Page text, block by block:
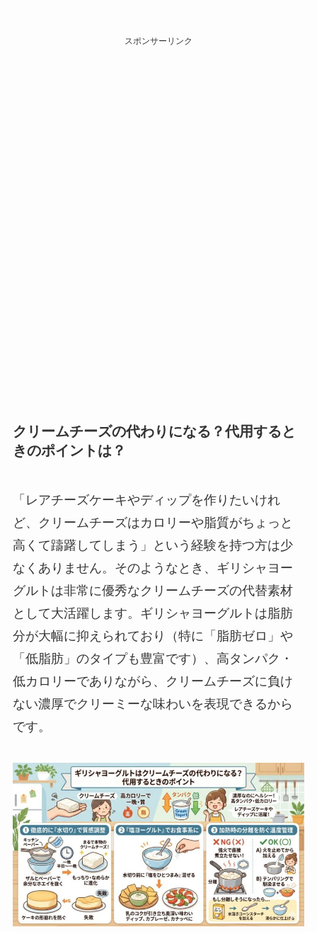
スポンサーリンク
クリームチーズの代わりになる？代用すると
きのポイントは？
「レアチーズケーキやディップを作りたいけれ
ど、クリームチーズはカロリーや脂質がちょっと
高くて躊躇してしまう」という経験を持つ方は少
なくありません。そのようなとき、ギリシャヨー
グルトは非常に優秀なクリームチーズの代替素材
として大活躍します。ギリシャヨーグルトは脂肪
分が大幅に抑えられており（特に「脂肪ゼロ」や
「低脂肪」のタイプも豊富です）、高タンパク・
低カロリーでありながら、クリームチーズに負け
ない濃厚でクリーミーな味わいを表現できるから
です。